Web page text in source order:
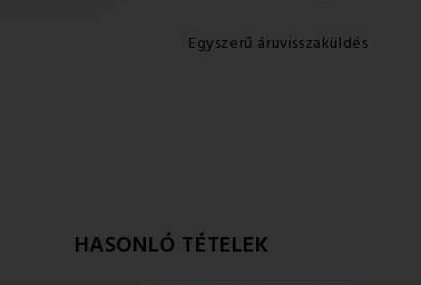
Egyszerű áruvisszaküldés
HASONLÓ TÉTELEK